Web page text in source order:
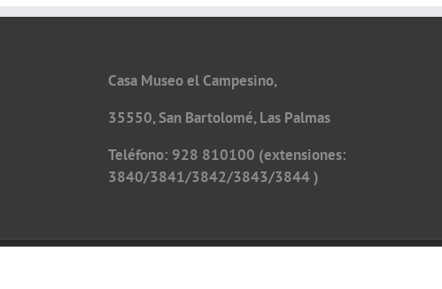
Casa Museo el Campesino,
35550, San Bartolomé, Las Palmas
Teléfono: 928 810100 (extensiones:
3840/3841/3842/3843/3844 )